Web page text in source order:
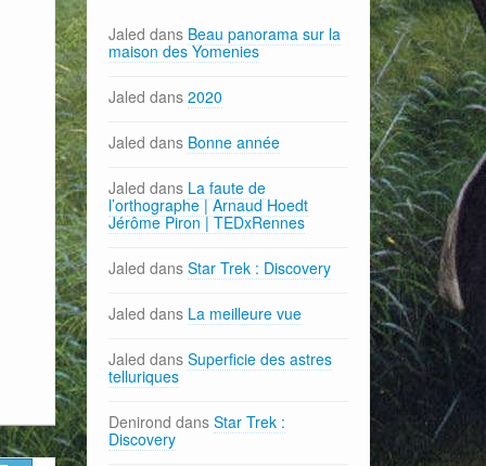
Jaled dans Beau panorama sur la
maison des Yomenies
Jaled dans2020
Jaled dans Bonne année
Jaled dans La faute de
l’orthographe | Arnaud Hoedt
Jérôme Piron | TEDxRennes
Jaled dansStar Trek : Discovery
Jaled dans La meilleure vue
Jaled dansSuperficie des astres
telluriques
Denirond dansStar Trek :
Discovery